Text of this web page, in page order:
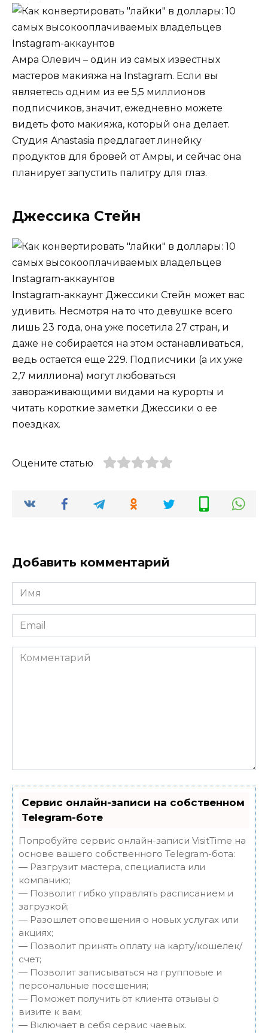
Амра Олевич – один из самых известных
мастеров макияжа на Instagram. Если вы
являетесь одним из ее 5,5 миллионов
подписчиков, значит, ежедневно можете
видеть фото макияжа, который она делает.
Студия Anastasia предлагает линейку
продуктов для бровей от Амры, и сейчас она
планирует запустить палитру для глаз.
Джессика Стейн
Instagram-аккаунт Джессики Стейн может вас
удивить. Несмотря на то что девушке всего
лишь 23 года, она уже посетила 27 стран, и
даже не собирается на этом останавливаться,
ведь остается еще 229. Подписчики (а их уже
2,7 миллиона) могут любоваться
завораживающими видами на курорты и
читать короткие заметки Джессики о ее
поездках.
Оцените статью
Добавить комментарий
Имя
*
Email
*
Комментарий
Сервис онлайн-записи на собственном
Telegram-боте
Попробуйте сервис онлайн-записи VisitTime на
основе вашего собственного Telegram-бота:
— Разгрузит мастера, специалиста или
компанию;
— Позволит гибко управлять расписанием и
загрузкой;
— Разошлет оповещения о новых услугах или
акциях;
— Позволит принять оплату на карту/кошелек/
счет;
— Позволит записываться на групповые и
персональные посещения;
— Поможет получить от клиента отзывы о
визите к вам;
— Включает в себя сервис чаевых.